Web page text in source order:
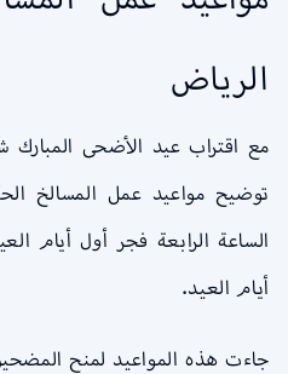
الرياض
مع اقتراب عيد الأضحى
توضيح مواعيد عمل المسالخ
الساعة الرابعة فجر أول أيام
أيام العيد.
جاءت هذه المواعيد لمنح